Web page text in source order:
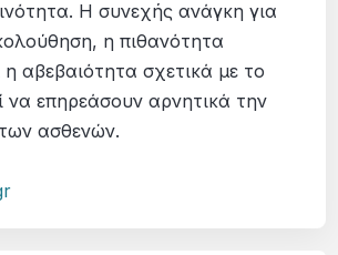
Η συνεχής ανάγκη για
η πιθανότητα
η αβεβαιότητα σχετικά με το
να επηρεάσουν αρνητικά την
ασθενών.